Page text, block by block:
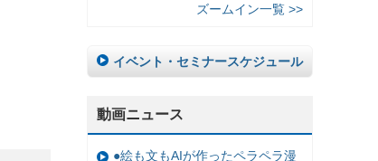
ズームイン一覧 >>
イベント・セミナースケジュール
動画ニュース
●絵も文もAIが作ったペラペラ漫